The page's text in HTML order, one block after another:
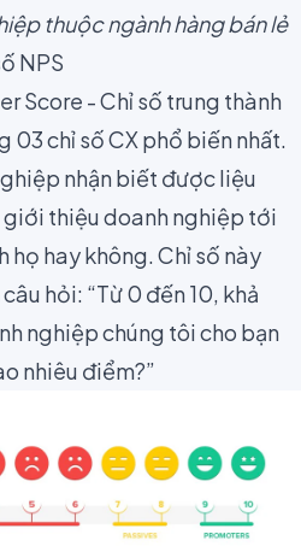
thuộc ngành hàng bán lẻ
NPS
Score - Chỉ số trung thành
03 chỉ số CXphổ biến nhất.
nhận biết được liệu
giới thiệu doanh nghiệp tới
họ hay không. Chỉ số này
hỏi: “Từ 0 đến 10, khả
nghiệp chúng tôi cho bạn
nhiêu điểm?”